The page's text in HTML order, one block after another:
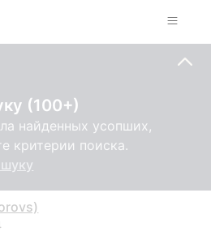
(100+)
найденных усопших,
критерии поиска.